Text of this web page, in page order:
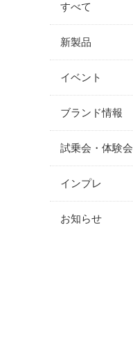
すべて
新製品
イベント
ブランド情報
試乗会・体験会
インプレ
お知らせ